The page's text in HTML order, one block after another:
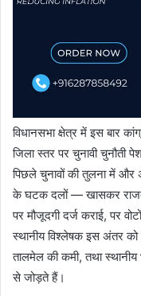
विधानसभा क्षेत्र में इस बार
जिला स्तर पर चुनावी चुनौती
पिछले चुनावों की तुलना में और
के घटक दलों — खासकर
पर मौजूदगी दर्ज कराई, पर
स्थानीय विश्लेषक इस अंतर
तालमेल की कमी, तथा
से जोड़ते हैं।